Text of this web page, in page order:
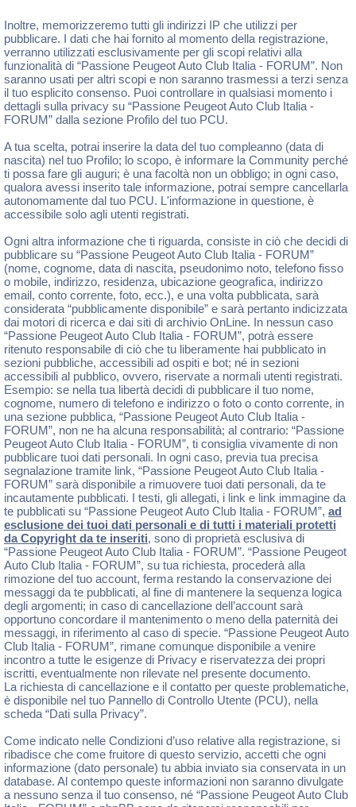
Inoltre, memorizzeremo tutti gli indirizzi IP che utilizzi per
pubblicare. I dati che hai fornito al momento della registrazione,
verranno utilizzati esclusivamente per gli scopi relativi alla
funzionalità di “Passione Peugeot Auto Club Italia - FORUM”. Non
saranno usati per altri scopi e non saranno trasmessi a terzi senza
il tuo esplicito consenso. Puoi controllare in qualsiasi momento i
dettagli sulla privacy su “Passione Peugeot Auto Club Italia -
FORUM” dalla sezione Profilo del tuo PCU.
A tua scelta, potrai inserire la data del tuo compleanno (data di
nascita) nel tuo Profilo; lo scopo, è informare la Community perché
ti possa fare gli auguri; è una facoltà non un obbligo; in ogni caso,
qualora avessi inserito tale informazione, potrai sempre cancellarla
autonomamente dal tuo PCU. L'informazione in questione, è
accessibile solo agli utenti registrati.
Ogni altra informazione che ti riguarda, consiste in ciò che decidi di
pubblicare su “Passione Peugeot Auto Club Italia - FORUM”
(nome, cognome, data di nascita, pseudonimo noto, telefono fisso
o mobile, indirizzo, residenza, ubicazione geografica, indirizzo
email, conto corrente, foto, ecc.), e una volta pubblicata, sarà
considerata “pubblicamente disponibile” e sarà pertanto indicizzata
dai motori di ricerca e dai siti di archivio OnLine. In nessun caso
“Passione Peugeot Auto Club Italia - FORUM”, potrà essere
ritenuto responsabile di ciò che tu liberamente hai pubblicato in
sezioni pubbliche, accessibili ad ospiti e bot; né in sezioni
accessibili al pubblico, ovvero, riservate a normali utenti registrati.
Esempio: se nella tua libertà decidi di pubblicare il tuo nome,
cognome, numero di telefono e indirizzo o foto o conto corrente, in
una sezione pubblica, “Passione Peugeot Auto Club Italia -
FORUM”, non ne ha alcuna responsabilità; al contrario: “Passione
Peugeot Auto Club Italia - FORUM”, ti consiglia vivamente di non
pubblicare tuoi dati personali. In ogni caso, previa tua precisa
segnalazione tramite link, “Passione Peugeot Auto Club Italia -
FORUM” sarà disponibile a rimuovere tuoi dati personali, da te
incautamente pubblicati. I testi, gli allegati, i link e link immagine da
te pubblicati su “Passione Peugeot Auto Club Italia - FORUM”, ad
esclusione dei tuoi dati personali e di tutti i materiali protetti
da Copyright da te inseriti, sono di proprietà esclusiva di
“Passione Peugeot Auto Club Italia - FORUM”. “Passione Peugeot
Auto Club Italia - FORUM”, su tua richiesta, procederà alla
rimozione del tuo account, ferma restando la conservazione dei
messaggi da te pubblicati, al fine di mantenere la sequenza logica
degli argomenti; in caso di cancellazione dell’account sarà
opportuno concordare il mantenimento o meno della paternità dei
messaggi, in riferimento al caso di specie. “Passione Peugeot Auto
Club Italia - FORUM”, rimane comunque disponibile a venire
incontro a tutte le esigenze di Privacy e riservatezza dei propri
iscritti, eventualmente non rilevate nel presente documento.
La richiesta di cancellazione e il contatto per queste problematiche,
è disponibile nel tuo Pannello di Controllo Utente (PCU), nella
scheda “Dati sulla Privacy”.
Come indicato nelle Condizioni d’uso relative alla registrazione, si
ribadisce che come fruitore di questo servizio, accetti che ogni
informazione (dato personale) tu abbia inviato sia conservata in un
database. Al contempo queste informazioni non saranno divulgate
a nessuno senza il tuo consenso, né “Passione Peugeot Auto Club